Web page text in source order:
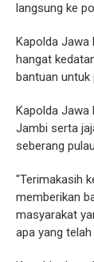
langsung ke
Kapolda Jawa
hangat
bantuan untuk
Kapolda
Jambi serta
seberang
"Terimakasih
memberikan
masyarakat
apa yang